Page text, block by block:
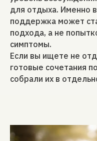
для отдыха. Именно
поддержка может
подхода, а не
симптомы.
Если вы ищете не
готовые сочетания
собрали их в